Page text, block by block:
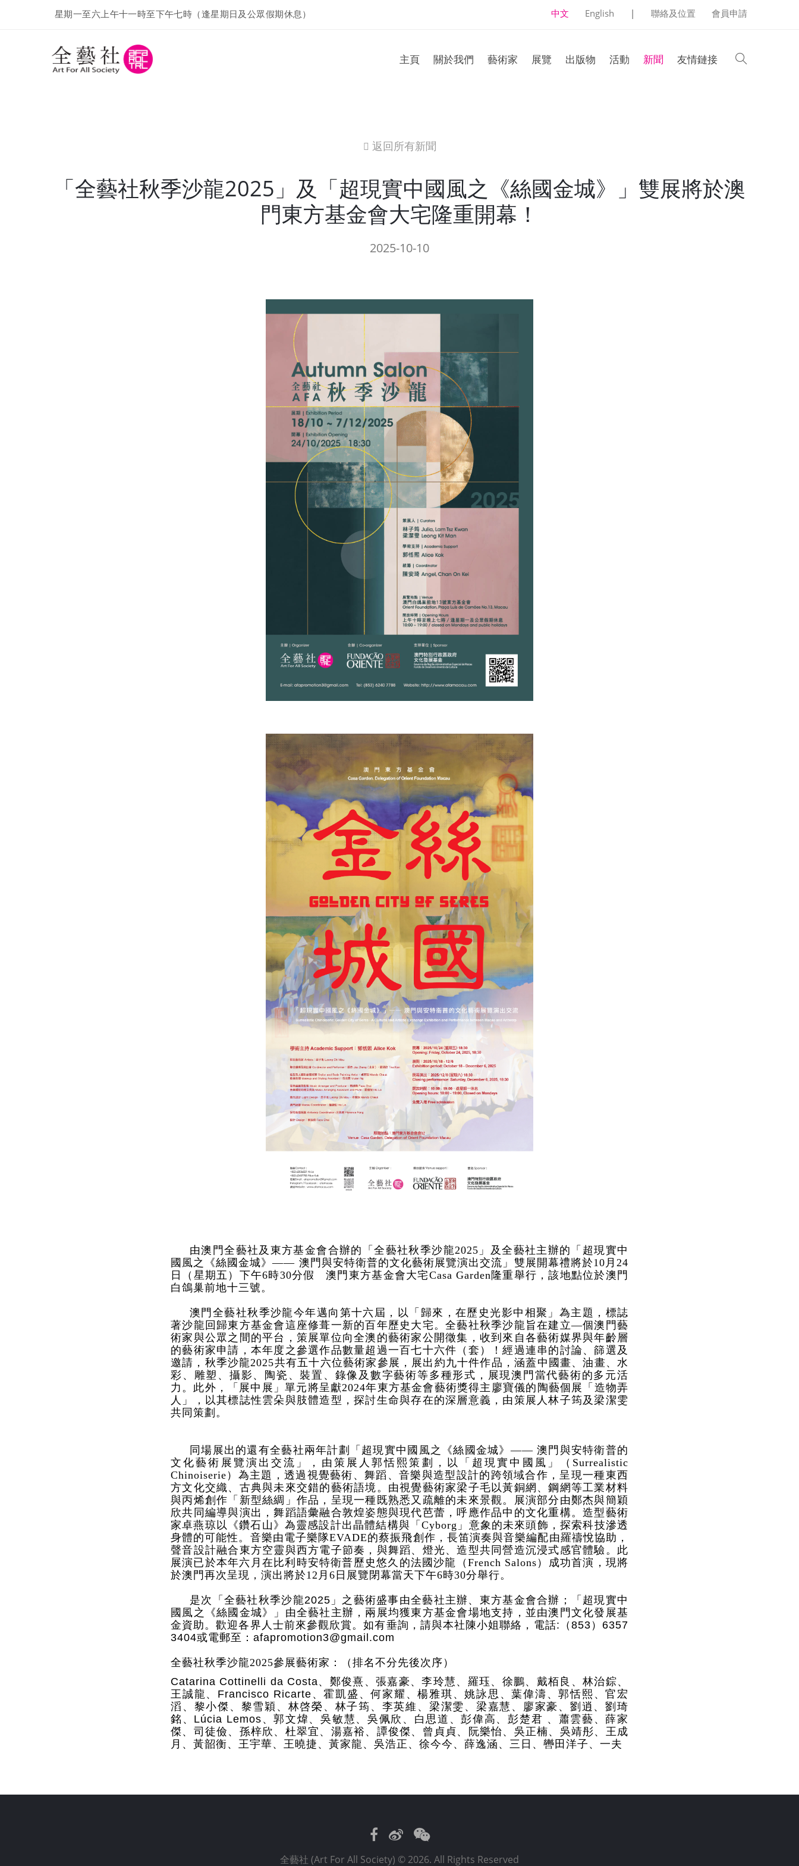
星期一至六上午十一時至下午七時（逢星期日及公眾假期休息） 中文 English | 聯絡及位置 會員申請
主頁 關於我們 藝術家 展覽 出版物 活動 新聞 友情鏈接
icon
返回所有新聞
「全藝社秋季沙龍2025」及「超現實中國風之《絲國金城》」雙展將於澳
門東方基金會大宅隆重開幕！
2025-10-10
由澳門全藝社及東方基金會合辦的「全藝社秋季沙龍2025」及全藝社主辦的「超現實中
國風之《絲國金城》—— 澳門與安特衛普的文化藝術展覽演出交流」雙展開幕禮將於10月24
日（星期五）下午6時30分假 澳門東方基金會大宅Casa Garden隆重舉行，該地點位於澳門
白鴿巢前地十三號。
澳門全藝社秋季沙龍今年邁向第十六屆，以「歸來，在歷史光影中相聚」為主題，標誌
著沙龍回歸東方基金會這座修葺一新的百年歷史大宅。全藝社秋季沙龍旨在建立—個澳門藝
術家與公眾之間的平台，策展單位向全澳的藝術家公開徵集，收到來自各藝術媒界與年齡層
的藝術家申請，本年度之參選作品數量超過一百七十六件（套）！經過連串的討論、篩選及
邀請，秋季沙龍2025共有五十六位藝術家參展，展出約九十件作品，涵蓋中國畫、油畫、水
彩、雕塑、攝影、陶瓷、裝置、錄像及數字藝術等多種形式，展現澳門當代藝術的多元活
力。此外，「展中展」單元將呈獻2024年東方基金會藝術獎得主廖寶儀的陶藝個展「造物弄
人」，以其標誌性雲朵與肢體造型，探討生命與存在的深層意義，由策展人林子筠及梁潔雯
共同策劃。
同場展出的還有全藝社兩年計劃「超現實中國風之《絲國金城》—— 澳門與安特衛普的
文化藝術展覽演出交流」，由策展人郭恬熙策劃，以「超現實中國風」（Surrealistic
Chinoiserie）為主題，透過視覺藝術、舞蹈、音樂與造型設計的跨領域合作，呈現一種東西
方文化交織、古典與未來交錯的藝術語境。由視覺藝術家梁子毛以黃銅網、鋼網等工業材料
與丙烯創作「新型絲綢」作品，呈現一種既熟悉又疏離的未來景觀。展演部分由鄭杰與簡穎
欣共同編導與演出，舞蹈語彙融合敦煌姿態與現代芭蕾，呼應作品中的文化重構。造型藝術
家卓燕琼以《鑽石山》為靈感設計出晶體結構與「Cyborg」意象的未來頭飾，探索科技滲透
身體的可能性。音樂由電子樂隊EVADE的蔡振飛創作，長笛演奏與音樂編配由羅禱悅協助，
聲音設計融合東方空靈與西方電子節奏，與舞蹈、燈光、造型共同營造沉浸式感官體驗。此
展演已於本年六月在比利時安特衛普歷史悠久的法國沙龍（French Salons）成功首演，現將
於澳門再次呈現，演出將於12月6日展覽閉幕當天下午6時30分舉行。
是次「全藝社秋季沙龍2025 」之藝術盛事由全藝社主辦、東方基金會合辦；「超現實中
國風之《絲國金城》」由全藝社主辦，兩展均獲東方基金會場地支持，並由澳門文化發展基
金資助。歡迎各界人士前來參觀欣賞。如有垂詢，請與本社陳小姐聯絡，電話: （ 853 ） 6357
3404或電郵至： afapromotion3@gmail.com
全藝社秋季沙龍2025參展藝術家：（排名不分先後次序）
Catarina Cottinelli da Costa、鄭俊熹、張嘉豪、李玲慧、羅珏、徐鵬、戴栢良、林治錝、
王誠龍、 Francisco Ricarte 、霍凱盛、何家耀、楊雅琪、姚詠思、葉偉濤、郭恬熙、官宏
滔、黎小傑、黎雪穎、林啓榮、林子筠、李英維、梁潔雯、梁嘉慧、廖家豪、劉逍、劉琦
銘、 Lúcia Lemos 、郭文煒、吳敏慧、吳佩欣、白思道、彭偉高、彭楚君 、蕭雲藝、薛家
傑、司徒儉、孫梓欣、杜翠宜、湯嘉裕、譚俊傑、曾貞貞、阮樂怡、吳正楠、吳靖彤、王成
月、黃韶衡、王宇華、王曉捷、黃家龍、吳浩正、徐今今、薛逸涵、三日、轡田洋子、一夫
Facebook
WeiboWeChat
全藝社 (Art For All Society) © 2026. All Rights Reserved